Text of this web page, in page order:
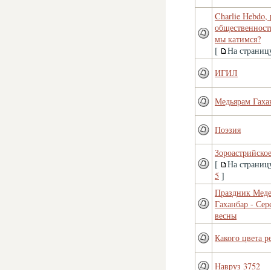
Charlie Hebdo,
мы катимся?
[
На
ИГИЛ
Медьярам
Поэзия
[
На
5 ]
Праздник
Гаханбар -
весны
Какого цвета
Навруз 3752